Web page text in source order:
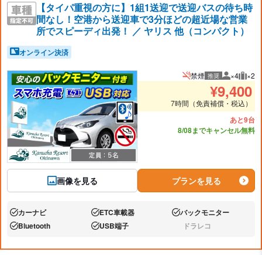
【タイパ重視の方に】1組1送迎で送迎バスの待ち時
間なし！空港から送迎車で3分ほどの超近場な営業
所でスピーディ出発！ ／ ヤリス 他（コンパクト）
オンライン決済
画像を見る
禁煙 推奨 推奨人数
×4 推奨
×2
¥9,400
7時間（免責補償・税込）
あと9台
8/08までキャンセル無料
プランを見る
あり:カーナビ あり:ETC車載器 あり:バックモニター
あり:Bluetooth あり:USB端子 なし:ドラレコ